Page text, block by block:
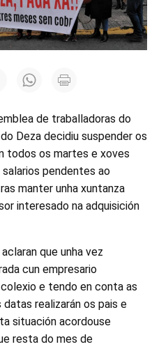
de traballadoras do
Deza decidiu suspender os
todos os martes e xoves
pendentes ao
manter unha xuntanza
interesado na adquisición
que unha vez
cun empresario
e tendo en conta as
realizarán os pais e
situación acordouse
resta do mes de